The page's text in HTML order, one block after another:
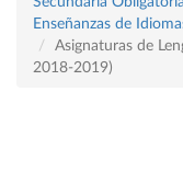
Enseñanzas de
Asignaturas de
2018-2019)